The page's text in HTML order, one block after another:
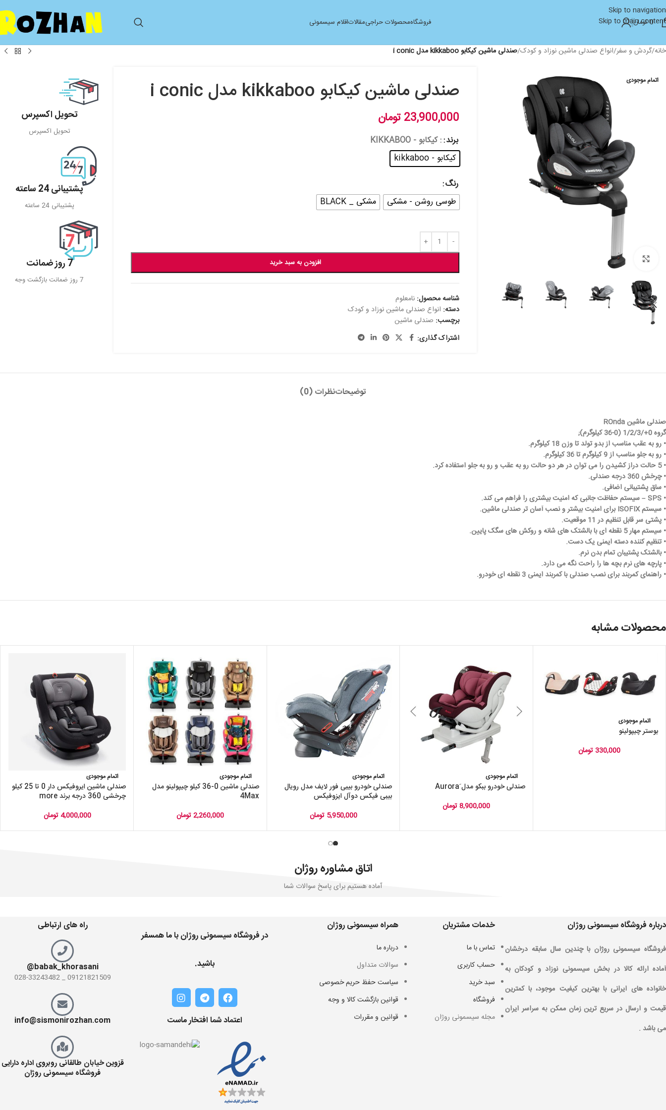
Skip to navigation
Skip to main content
0تومان فروشگاهمحصولات حراجیمقالاتاقلام سیسمونی
خانه/گردش و سفر/انواع صندلی ماشین نوزاد و کودک/صندلی ماشین کیکابو kikkaboo مدل i conic
اتمام موجودی
بزرگنمایی تصویر
صندلی ماشین کیکابو kikkaboo مدل i conic
23,900,000تومان
برند : کیکابو - KIKKABOO
کیکابو - kikkaboo
رنگ
طوسی روشن - مشکی
مشکی _ BLACK
افزودن به سبد خرید
شناسه محصول: نامعلوم
دسته: انواع صندلی ماشین نوزاد و کودک
برچسب: صندلی ماشین
اشتراک گذاری:
تحویل اکسپرس
تحویل اکسپرس
پشتیبانی 24 ساعته
پشتیبانی 24 ساعته
7 روز ضمانت
7 روز ضمانت بازگشت وجه
توضیحاتنظرات (0)
صندلی ماشین ROnda
گروه 0+/1/2/3 (0-36 کیلوگرم);
• رو به عقب مناسب از بدو تولد تا وزن 18 کیلوگرم.
• رو به جلو مناسب از 9 کیلوگرم تا 36 کیلوگرم.
• 5 حالت دراز کشیدن را می توان در هر دو حالت رو به عقب و رو به جلو استفاده کرد.
• چرخش 360 درجه صندلی.
• ساق پشتیبانی اضافی.
• SPS – سیستم حفاظت جانبی که امنیت بیشتری را فراهم می کند.
• سیستم ISOFIX برای امنیت بیشتر و نصب آسان تر صندلی ماشین.
• پشتی سر قابل تنظیم در 11 موقعیت.
• سیستم مهار 5 نقطه ای با بالشتک های شانه و روکش های سگک پایین.
• تنظیم کننده دسته ایمنی یک دست.
• بالشتک پشتیبان تمام بدن نرم.
• پارچه های نرم بچه ها را راحت نگه می دارد.
• راهنمای کمربند برای نصب صندلی با کمربند ایمنی 3 نقطه ای خودرو.
محصولات مشابه
اتمام موجودی
بوستر چیپولینو
330,000 تومان
اتمام موجودی
صندلی خودرو ببکو مدل َAurora
8,900,000تومان
اتمام موجودی
صندلی خودرو بیبی فور لایف مدل رویال
بیبی فیکس دوآل ایزوفیکس
5,950,000 تومان
اتمام موجودی
صندلی ماشین 0-36 کیلو چیپولینو مدل
4Max
2,260,000تومان
اتمام موجودی
صندلی ماشین ایروفیکس دار 0 تا 25 کیلو
چرخشی 360 درجه برند more
4,000,000تومان
اتاق مشاوره روژان
آماده هستیم برای پاسخ سوالات شما
درباره فروشگاه سیسمونی روژان
فروشگاه سیسمونی روژان با چندین سال سابقه درخشان
آماده ارائه کالا در بخش سیسمونی نوزاد و کودکان به
خانواده های ایرانی با بهترین کیفیت موجود، با کمترین
قیمت و ارسال در سریع ترین زمان ممکن به سراسر ایران
می باشد .
خدمات مشتریان
تماس با ما
حساب کاربری
سبد خرید
فروشگاه
مجله سیسمونی روژان
همراه سیسمونی روژان
درباره ما
سوالات متداول
سیاست حفظ حریم خصوصی
قوانین بازگشت کالا و وجه
قوانین و مقررات
در فروشگاه سیسمونی روژان با ما همسفر
باشید.
اعتماد شما افتخار ماست
راه های ارتباطی
babak_khorasani@
09121821509 _ 028-33243482
info@sismonirozhan.com
قزوین خیابان طالقانی روبروی اداره دارایی
فروشگاه سیسمونی روژان